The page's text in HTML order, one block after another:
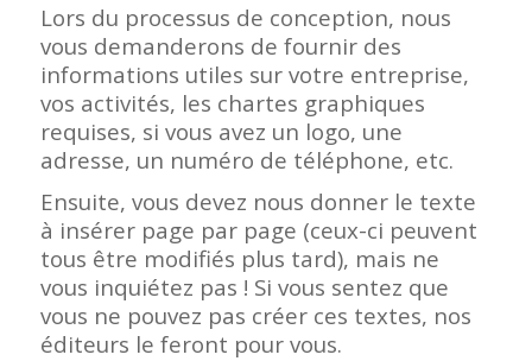
Lors du processus de conception, nous
vous demanderons de fournir des
informations utiles sur votre entreprise,
vos activités, les chartes graphiques
requises, si vous avez un logo, une
adresse, un numéro de téléphone, etc.
Ensuite, vous devez nous donner le texte
à insérer page par page (ceux-ci peuvent
tous être modifiés plus tard), mais ne
vous inquiétez pas ! Si vous sentez que
vous ne pouvez pas créer ces textes, nos
éditeurs le feront pour vous.